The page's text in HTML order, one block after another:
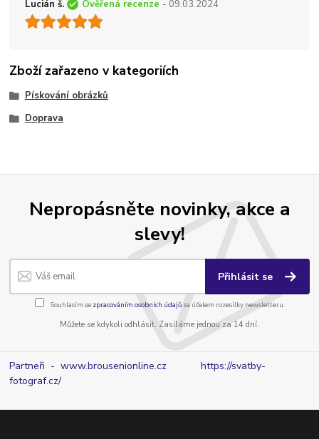
Lucián š. Ověřená recenze - 09.03.2024
Zboží zařazeno v kategoriích
Pískování obrázků
Doprava
Nepropásněte novinky, akce a
slevy!
Přihlásit se
Souhlasím se zpracováním osobních údajůza účelem rozesílky newsletteru.
Můžete se kdykoli odhlásit. Zasíláme jednou za 14 dní.
Partneři - www.brousenionline.czhttps://svatby-
fotograf.cz/